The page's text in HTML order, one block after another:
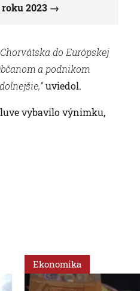
2023
do Európskej
a podnikom
uviedol.
vybavilo výnimku,
Ekonomika